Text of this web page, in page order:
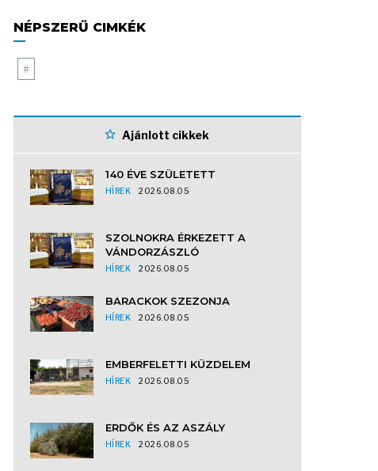
NÉPSZERŰ CIMKÉK
#
Ajánlott cikkek
140 ÉVE SZÜLETETT
HÍREK 2026.08.05
SZOLNOKRA ÉRKEZETT A
VÁNDORZÁSZLÓ
HÍREK 2026.08.05
BARACKOK SZEZONJA
HÍREK 2026.08.05
EMBERFELETTI KÜZDELEM
HÍREK 2026.08.05
ERDŐK ÉS AZ ASZÁLY
HÍREK 2026.08.05